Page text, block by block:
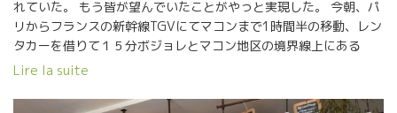
れていた。 もう皆が望んでいたことがやっと実現した。 今朝、パ
リからフランスの新幹線TGVにてマコンまで1時間半の移動、レン
タカーを借りて１５分ボジョレとマコン地区の境界線上にある
Leynesレンヌと云う小さな村の広場。 ３０度を超す夏日、でもプ
だった。 まず主催者のPhilippe JAMBONフィリップ ジャンボン
Lire la suite